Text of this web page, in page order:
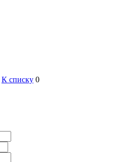
К списку 0